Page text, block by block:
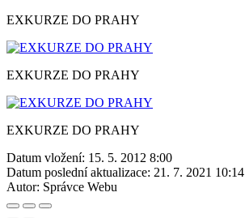
EXKURZE DO PRAHY
EXKURZE DO PRAHY
EXKURZE DO PRAHY
Datum vložení: 15. 5. 2012 8:00
Datum poslední aktualizace: 21. 7. 2021 10:14
Autor: Správce Webu